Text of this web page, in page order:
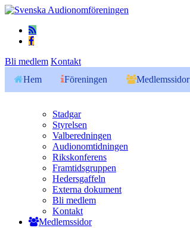
Bli medlem Kontakt
Hem
Föreningen Medlemssidor
Stadgar
Styrelsen
Valberedningen
Audionomtidningen
Rikskonferens
Framtidsgruppen
Hedersgaffeln
Externa dokument
Bli medlem
Kontakt
Medlemssidor